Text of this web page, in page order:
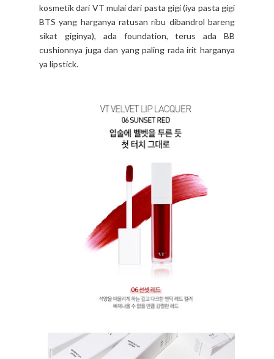
kosmetik dari VT mulai dari pasta gigi (iya pasta gigi
BTS yang harganya ratusan ribu dibandrol bareng
sikat giginya), ada foundation, terus ada BB
cushionnya juga dan yang paling rada irit harganya
ya lipstick.